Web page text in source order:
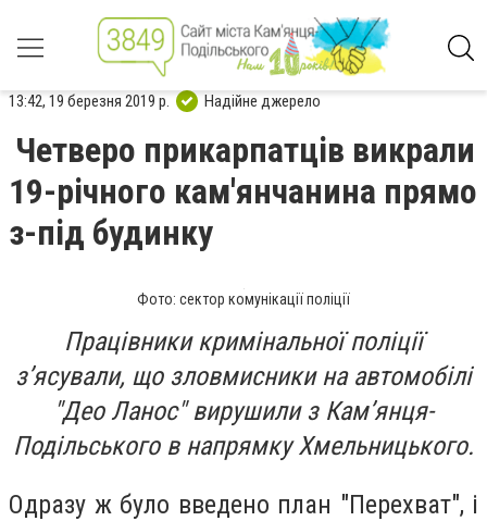
13:42, 19 березня 2019 р. Надійне джерело
Четверо прикарпатців викрали
19-річного кам'янчанина прямо
з-під будинку
Фото: сектор комунікації поліції
Працівники кримінальної поліції
з’ясували, що зловмисники на автомобілі
"Део Ланос" вирушили з Кам’янця-
Подільського в напрямку Хмельницького.
Одразу ж було введено план "Перехват", і